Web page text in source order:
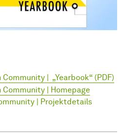
| „Yearbook“ (PDF)
| Homepage
| Projektdetails